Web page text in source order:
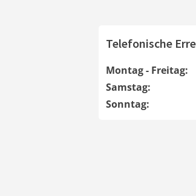
Telefonische
Montag - Freitag:
Samstag:
Sonntag: